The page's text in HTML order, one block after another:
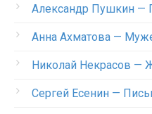
Александр Пушкин —
Анна Ахматова —
Николай Некрасов —
Сергей Есенин —